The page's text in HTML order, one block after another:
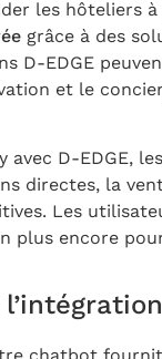
les hôteliers à
grâce à des
D-EDGE
et le
avec D-EDGE,
directes, la
Les
plus encore